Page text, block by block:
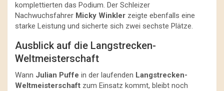
komplettierten das Podium. Der Schleizer
Nachwuchsfahrer Micky Winkler zeigte ebenfalls eine
starke Leistung und sicherte sich zwei sechste Plätze.
Ausblick auf die Langstrecken-
Weltmeisterschaft
Wann Julian Puffe in der laufenden Langstrecken-
Weltmeisterschaft zum Einsatz kommt, bleibt noch